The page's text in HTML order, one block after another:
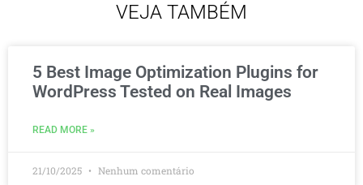
VEJA TAMBÉM
5 Best Image Optimization Plugins for
WordPress Tested on Real Images
READ MORE »
21/10/2025 Nenhum comentário